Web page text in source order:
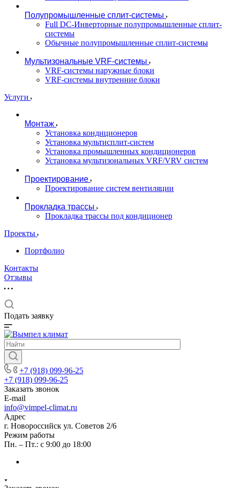
Полупромышленные сплит-системы
Full DC-Инверторные полупромышленные сплит-
системы
Обычные полупромышленные сплит-системы
Мультизональные VRF-системы
VRF-системы наружные блоки
VRF-системы внутренние блоки
Услуги
Монтаж
Установка кондиционеров
Установка мультисплит-систем
Установка промышленных кондиционеров
Установка мультизональных VRF/VRV систем
Проектирование
Проектирование систем вентиляции
Прокладка трассы
Прокладка трассы под кондиционер
Проекты
Портфолио
Контакты
Отзывы
Подать заявку
+7 (918) 099-96-25
+7 (918) 099-96-25
Заказать звонок
E-mail
info@vimpel-climat.ru
Адрес
г. Новороссийск ул. Советов 2/6
Режим работы
Пн. – Пт.: с 9:00 до 18:00